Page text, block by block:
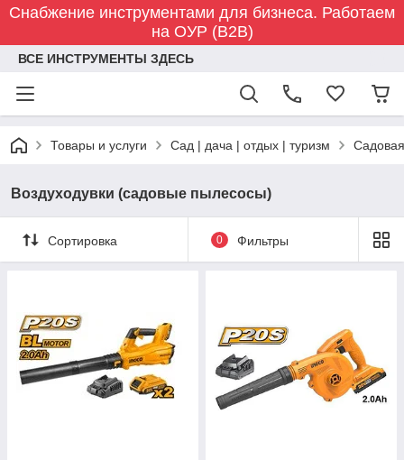
Снабжение инструментами для бизнеса. Работаем
на ОУР (B2B)
ВСЕ ИНСТРУМЕНТЫ ЗДЕСЬ
Товары и услуги Сад | дача | отдых | туризм
Воздуходувки (садовые пылесосы)
Сортировка 0 Фильтры